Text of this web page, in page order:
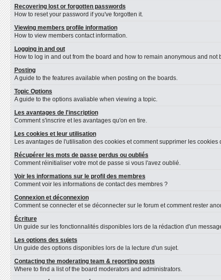
Recovering lost or forgotten passwords
How to reset your password if you've forgotten it.
Viewing members profile information
How to view members contact information.
Logging in and out
How to log in and out from the board and how to remain anonymous and not
Posting
A guide to the features available when posting on the boards.
Topic Options
A guide to the options avaliable when viewing a topic.
Les avantages de l'inscription
Comment s'inscrire et les avantages qu'on en tire.
Les cookies et leur utilisation
Les avantages de l'utilisation des cookies et comment supprimer les cookies
Récupérer les mots de passe perdus ou oubliés
Comment réinitialiser votre mot de passe si vous l'avez oublié.
Voir les informations sur le profil des membres
Comment voir les informations de contact des membres ?
Connexion et déconnexion
Comment se connecter et se déconnecter sur le forum et comment rester
Écriture
Un guide sur les fonctionnalités disponibles lors de la rédaction d'un
Les options des sujets
Un guide des options disponibles lors de la lecture d'un sujet.
Contacting the moderating team & reporting posts
Where to find a list of the board moderators and administrators.